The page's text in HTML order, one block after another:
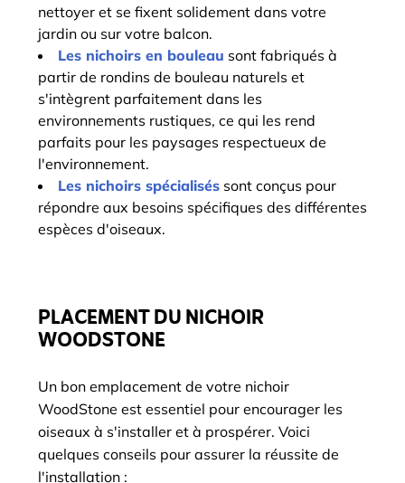
nettoyer et se fixent solidement dans votre
jardin ou sur votre balcon.
Les nichoirs en bouleau sont fabriqués à
partir de rondins de bouleau naturels et
s'intègrent parfaitement dans les
environnements rustiques, ce qui les rend
parfaits pour les paysages respectueux de
l'environnement.
Les nichoirs spécialisés sont conçus pour
répondre aux besoins spécifiques des différentes
espèces d'oiseaux.
PLACEMENT DU NICHOIR
WOODSTONE
Un bon emplacement de votre nichoir
WoodStone est essentiel pour encourager les
oiseaux à s'installer et à prospérer. Voici
quelques conseils pour assurer la réussite de
l'installation :